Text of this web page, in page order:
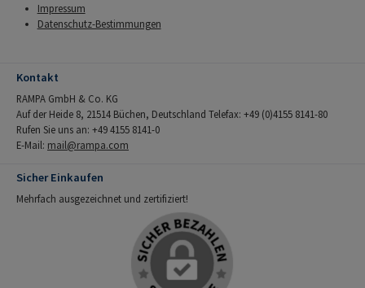
Impressum
Datenschutz-Bestimmungen
Kontakt
RAMPA GmbH & Co. KG
Auf der Heide 8, 21514 Büchen, Deutschland Telefax: +49 (0)4155 8141-80
Rufen Sie uns an: +49 4155 8141-0
E-Mail: mail@rampa.com
Sicher Einkaufen
Mehrfach ausgezeichnet und zertifiziert!